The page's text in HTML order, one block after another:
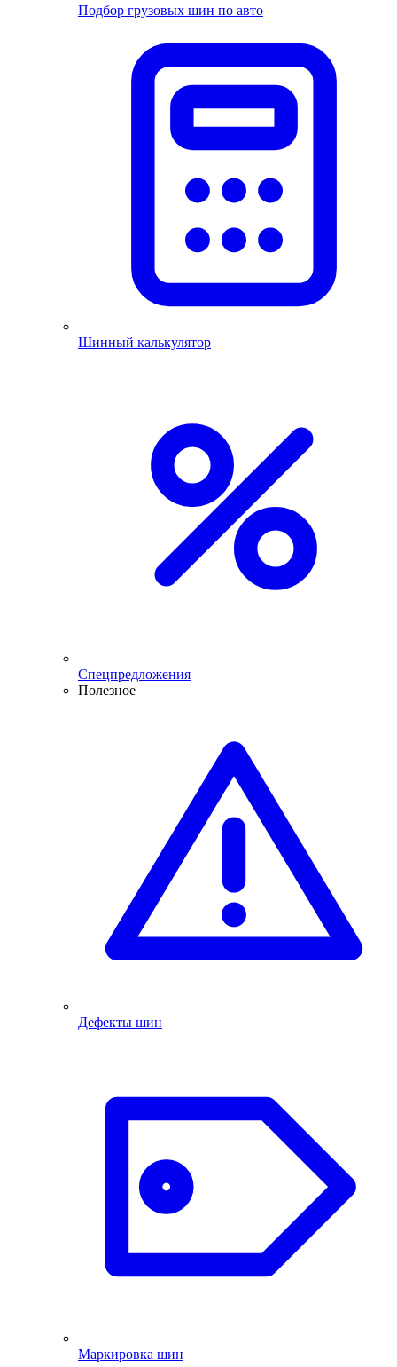
Подбор грузовых шин по авто
Шинный калькулятор
Спецпредложения
Полезное
Дефекты шин
Маркировка шин